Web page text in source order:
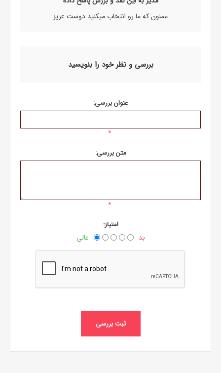
ممنون که ما رو انتخاب میکنید دوست عزیز
بررسی و نظر خود را بنویسید
عنوان بررسی:
*
متن بررسی:
*
امتیاز:
بد عالی
ثبت بررسی